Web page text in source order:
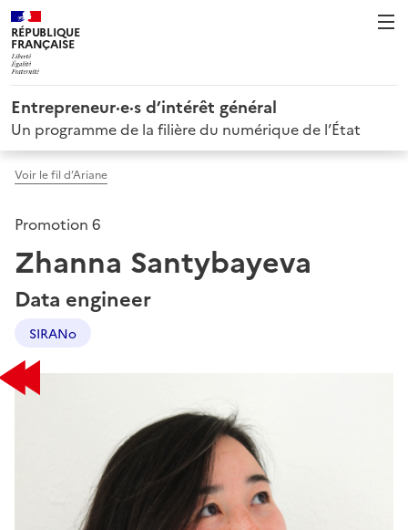
RÉPUBLIQUE
FRANÇAISE
Entrepreneur·e·s d’intérêt général
Un programme de la filière du numérique de l’État
Voir le fil d’Ariane
Promotion 6
Zhanna Santybayeva
Data engineer
SIRANo